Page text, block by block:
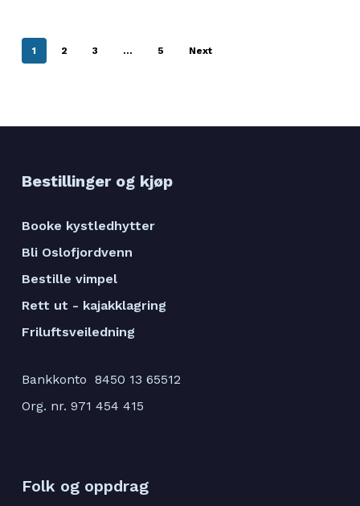
1 2 3 … 5 Next
Bestillinger og kjøp
Booke kystledhytter
Bli Oslofjordvenn
Bestille vimpel
Rett ut - kajakklagring
Friluftsveiledning
Bankkonto 8450 13 65512
Org. nr. 971 454 415
Folk og oppdrag